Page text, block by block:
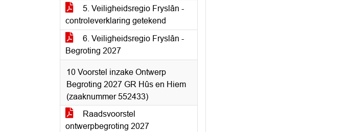
5. Veiligheidsregio Fryslân -
controleverklaring getekend
6. Veiligheidsregio Fryslân -
Begroting 2027
10 Voorstel inzake Ontwerp
Begroting 2027 GR Hûs en Hiem
(zaaknummer 552433)
Raadsvoorstel
ontwerpbegroting 2027